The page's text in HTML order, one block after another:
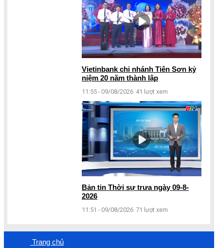
Vietinbank chi nhánh Tiên Sơn kỷ
niệm 20 năm thành lập
11:55 - 09/08/2026 41 lượt xem
Bản tin Thời sự trưa ngày 09-8-
2026
11:51 - 09/08/2026 71 lượt xem
Trang chủ